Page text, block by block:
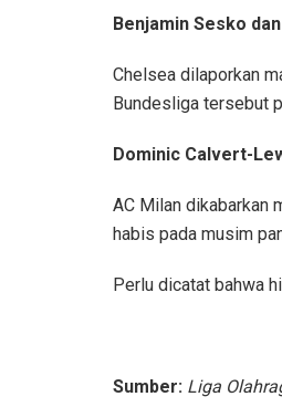
Benjamin Sesko
Chelsea dilaporkan
Bundesliga tersebut
Dominic Calvert-
AC Milan dikabarkan
habis pada musim
Perlu dicatat bahwa
Sumber: Liga